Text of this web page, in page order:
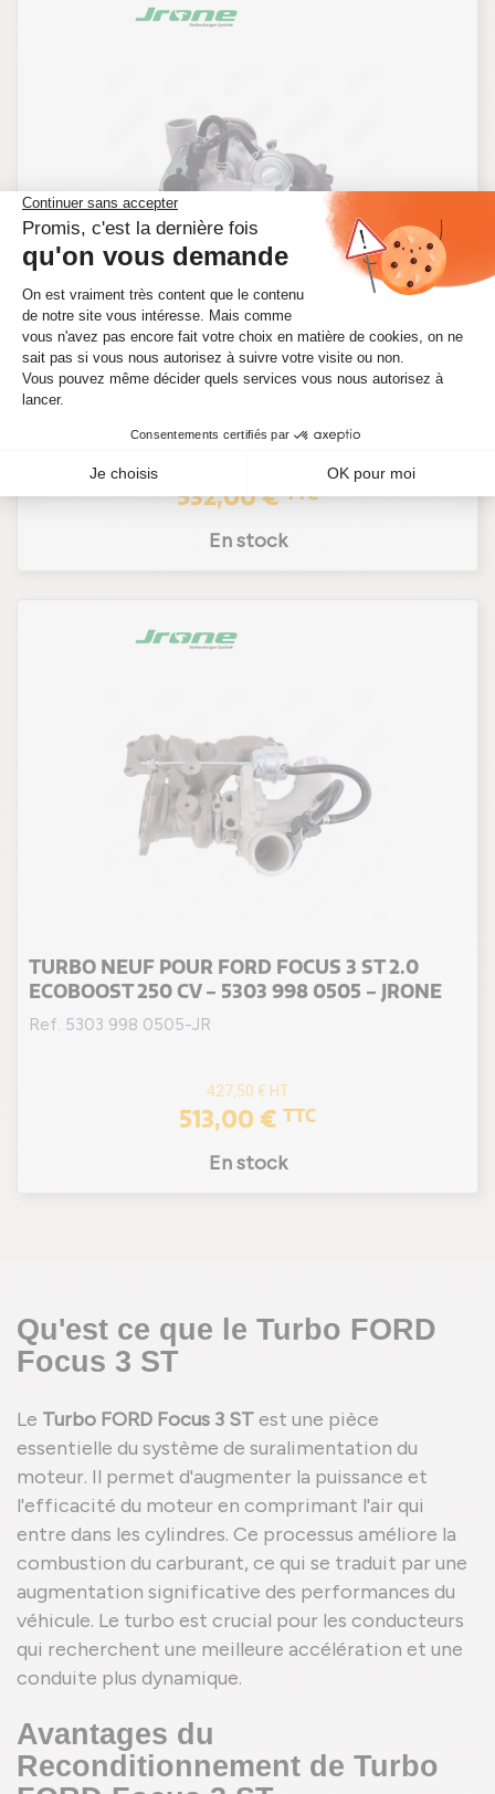
TURBO NEUF POUR FORD FOCUS 3 ST 2.0
ECOBOOST 250 CV - 5303 998 0507 - JRONE
Ref. 5303 998 0507-JR
532,00 €TTC
En stock
TURBO NEUF POUR FORD FOCUS 3 ST 2.0
ECOBOOST 250 CV - 5303 998 0505 - JRONE
Ref. 5303 998 0505-JR
427,50 € HT
513,00 € TTC
En stock
Qu'est ce que le Turbo FORD
Focus 3 ST
Le Turbo FORD Focus 3 STest une pièce
essentielle du système de suralimentation du
moteur. Il permet d'augmenter la puissance et
l'efficacité du moteur en comprimant l'air qui
entre dans les cylindres. Ce processus améliore la
combustion du carburant, ce qui se traduit par une
augmentation significative des performances du
véhicule. Le turbo est crucial pour les conducteurs
qui recherchent une meilleure accélération et une
conduite plus dynamique.
Avantages du
Reconditionnement de Turbo